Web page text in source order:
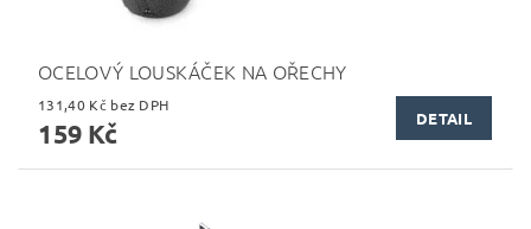
OCELOVÝ LOUSKÁČEK NA OŘECHY
131,40 Kč bez DPH
159 Kč DETAIL